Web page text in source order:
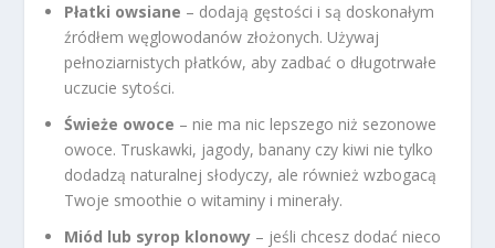
Płatki owsiane – dodają gęstości i są doskonałym
źródłem węglowodanów złożonych. Używaj
pełnoziarnistych płatków, aby zadbać o długotrwałe
uczucie sytości.
Świeże owoce – nie ma nic lepszego niż sezonowe
owoce. Truskawki, jagody, banany czy kiwi nie tylko
dodadzą naturalnej słodyczy, ale również wzbogacą
Twoje smoothie o witaminy i minerały.
Miód lub syrop klonowy – jeśli chcesz dodać nieco